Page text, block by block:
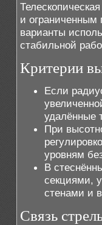
и ограниченным
варианты
стабильной
Критерии
Если
удалённые
При
уровням
В
секциями,
стенами и
Связь